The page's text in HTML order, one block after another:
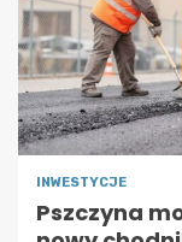
INWESTYCJE
Pszczyna